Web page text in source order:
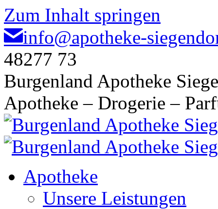
Zum Inhalt springen
info@apotheke-
48277 73
Burgenland Apotheke
Apotheke – Drogerie –
Apotheke
Unsere Leistungen